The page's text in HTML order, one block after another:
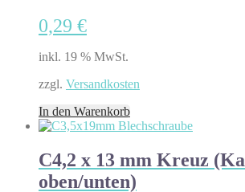
0,29 €
inkl. 19 % MwSt.
zzgl. Versandkosten
In den Warenkorb
C4,2 x 13 mm Kreuz
oben/unten)